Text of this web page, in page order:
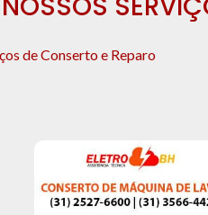
de Conserto e Reparo